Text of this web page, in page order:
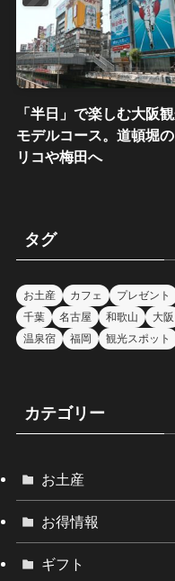
「半日」で楽しむ大阪
モデルコース。道頓堀
リコや梅田へ
タグ
お土産 カフェ プレゼント
千葉
名古屋 和歌山 大阪
温泉宿
福岡 観光スポット
カテゴリー
お土産
お得情報
ギフト